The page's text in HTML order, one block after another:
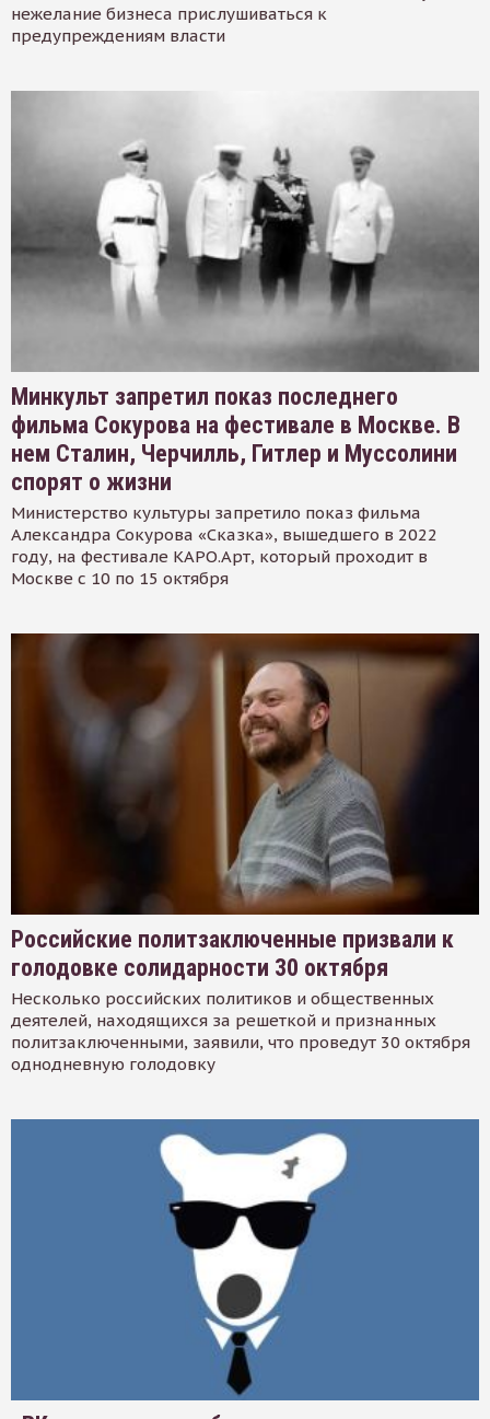
нежелание бизнеса прислушиваться к
предупреждениям власти
Минкульт запретил показ последнего
фильма Сокурова на фестивале в Москве. В
нем Сталин, Черчилль, Гитлер и Муссолини
спорят о жизни
Министерство культуры запретило показ фильма
Александра Сокурова «Сказка», вышедшего в 2022
году, на фестивале КАРО.Арт, который проходит в
Москве с 10 по 15 октября
Российские политзаключенные призвали к
голодовке солидарности 30 октября
Несколько российских политиков и общественных
деятелей, находящихся за решеткой и признанных
политзаключенными, заявили, что проведут 30 октября
однодневную голодовку